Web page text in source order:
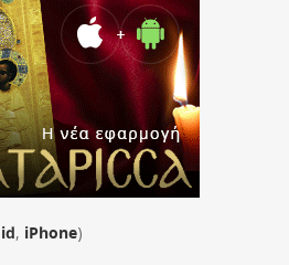
, iPhone)